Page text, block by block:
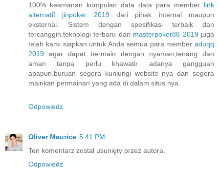
100% keamanan kumpulan data data para member link
alternatif jinpoker 2019dari pihak internal maupun
eksternal. Sistem dengan spesifikasi terbaik dan
tercanggih.teknologi terbaru dari masterpoker88 2019juga
telah kami siapkan untuk Anda semua para member aduqq
2019 agar dapat bermain dengan nyaman,tenang dan
aman tanpa perlu khawatir adanya gangguan
apapun.buruan segera kunjungi website nya dan segera
mainkan permainan yang ada di dalam situs nya.
Odpowiedz
Oliver Maurice 5:41 PM
Ten komentarz został usunięty przez autora.
Odpowiedz